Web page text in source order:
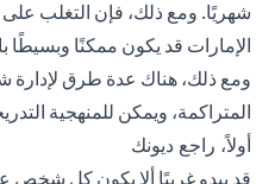
شهريًا. ومع ذلك، فإن التغلب
الإمارات قد يكون ممكنًا وبسيطًا
ومع ذلك، هناك عدة طرق لإدارة
المتراكمة، ويمكن للمنهجية
أولاً، راجع ديونك
قد يبدو غريبًا ألا يكون كل شخص